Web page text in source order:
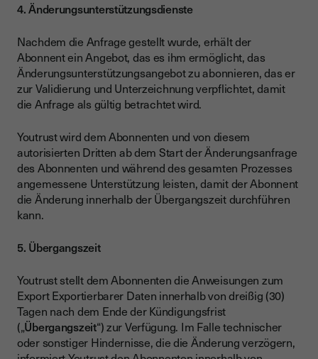
4. Änderungsunterstützungsdienste
Nachdem die Anfrage gestellt wurde, erhält der
Abonnent ein Angebot, das es ihm ermöglicht, das
Änderungsunterstützungsangebot zu abonnieren, das er
zur Validierung und Unterzeichnung verpflichtet, damit
die Anfrage als gültig betrachtet wird.
Youtrust wird dem Abonnenten und von diesem
autorisierten Dritten ab dem Start der Änderungsanfrage
des Abonnenten und während des gesamten Prozesses
angemessene Unterstützung leisten, damit der Abonnent
die Änderung innerhalb der Übergangszeit durchführen
kann.
5. Übergangszeit
Youtrust stellt dem Abonnenten die Anweisungen zum
Export Exportierbarer Daten innerhalb von dreißig (30)
Tagen nach dem Ende der Kündigungsfrist
(„Übergangszeit“) zur Verfügung. Im Falle technischer
oder sonstiger Hindernisse, die die Änderung verzögern,